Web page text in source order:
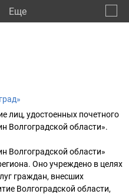
Eще
лиц, удостоенных почетного
Волгоградской области».
Волгоградской области»
Оно учреждено в целях
граждан, внесших
Волгоградской области,